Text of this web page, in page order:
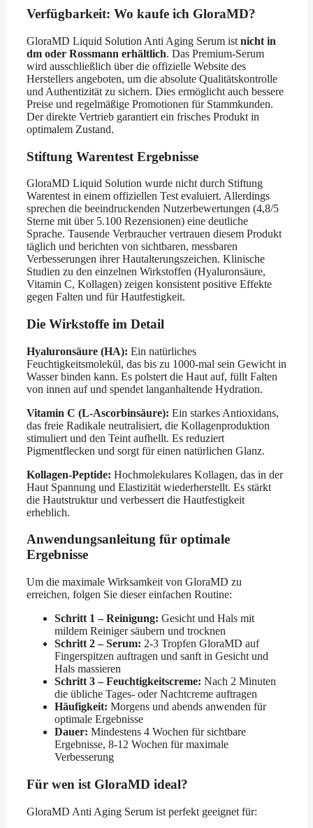
Verfügbarkeit: Wo kaufe ich GloraMD?
GloraMD Liquid Solution Anti Aging Serum ist nicht in
dm oder Rossmann erhältlich. Das Premium-Serum
wird ausschließlich über die offizielle Website des
Herstellers angeboten, um die absolute Qualitätskontrolle
und Authentizität zu sichern. Dies ermöglicht auch bessere
Preise und regelmäßige Promotionen für Stammkunden.
Der direkte Vertrieb garantiert ein frisches Produkt in
optimalem Zustand.
Stiftung Warentest Ergebnisse
GloraMD Liquid Solution wurde nicht durch Stiftung
Warentest in einem offiziellen Test evaluiert. Allerdings
sprechen die beeindruckenden Nutzerbewertungen (4,8/5
Sterne mit über 5.100 Rezensionen) eine deutliche
Sprache. Tausende Verbraucher vertrauen diesem Produkt
täglich und berichten von sichtbaren, messbaren
Verbesserungen ihrer Hautalterungszeichen. Klinische
Studien zu den einzelnen Wirkstoffen (Hyaluronsäure,
Vitamin C, Kollagen) zeigen konsistent positive Effekte
gegen Falten und für Hautfestigkeit.
Die Wirkstoffe im Detail
Hyaluronsäure (HA): Ein natürliches
Feuchtigkeitsmolekül, das bis zu 1000-mal sein Gewicht in
Wasser binden kann. Es polstert die Haut auf, füllt Falten
von innen auf und spendet langanhaltende Hydration.
Vitamin C (L-Ascorbinsäure): Ein starkes Antioxidans,
das freie Radikale neutralisiert, die Kollagenproduktion
stimuliert und den Teint aufhellt. Es reduziert
Pigmentflecken und sorgt für einen natürlichen Glanz.
Kollagen-Peptide: Hochmolekulares Kollagen, das in der
Haut Spannung und Elastizität wiederherstellt. Es stärkt
die Hautstruktur und verbessert die Hautfestigkeit
erheblich.
Anwendungsanleitung für optimale
Ergebnisse
Um die maximale Wirksamkeit von GloraMD zu
erreichen, folgen Sie dieser einfachen Routine:
Schritt 1 – Reinigung: Gesicht und Hals mit
mildem Reiniger säubern und trocknen
Schritt 2 – Serum: 2-3 Tropfen GloraMD auf
Fingerspitzen auftragen und sanft in Gesicht und
Hals massieren
Schritt 3 – Feuchtigkeitscreme: Nach 2 Minuten
die übliche Tages- oder Nachtcreme auftragen
Häufigkeit: Morgens und abends anwenden für
optimale Ergebnisse
Dauer: Mindestens 4 Wochen für sichtbare
Ergebnisse, 8-12 Wochen für maximale
Verbesserung
Für wen ist GloraMD ideal?
GloraMD Anti Aging Serum ist perfekt geeignet für: